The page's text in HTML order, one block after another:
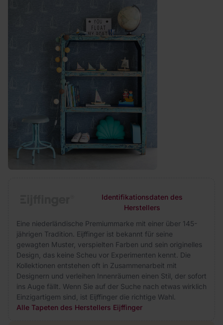
Identifikationsdaten des
Herstellers
Eine niederländische Premiummarke mit einer über 145-
jährigen Tradition. Eijffinger ist bekannt für seine
gewagten Muster, verspielten Farben und sein originelles
Design, das keine Scheu vor Experimenten kennt. Die
Kollektionen entstehen oft in Zusammenarbeit mit
Designern und verleihen Innenräumen einen Stil, der sofort
ins Auge fällt. Wenn Sie auf der Suche nach etwas wirklich
Einzigartigem sind, ist Eijffinger die richtige Wahl.
Alle Tapeten des Herstellers Eijffinger